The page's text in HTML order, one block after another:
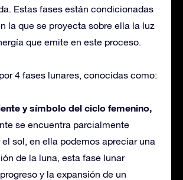
Estas fases están condicionadas
la que se proyecta sobre ella la luz
que emite en este proceso.
4 fases lunares, conocidas como:
y símbolo del ciclo femenino,
se encuentra parcialmente
sol, en ella podemos apreciar una
de la luna, esta fase lunar
y la expansión de un